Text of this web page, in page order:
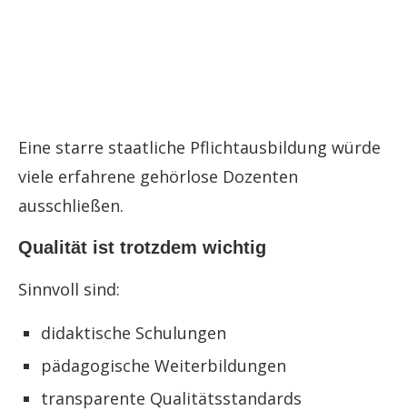
Eine starre staatliche Pflichtausbildung würde
viele erfahrene gehörlose Dozenten
ausschließen.
Qualität ist trotzdem wichtig
Sinnvoll sind:
didaktische Schulungen
pädagogische Weiterbildungen
transparente Qualitätsstandards